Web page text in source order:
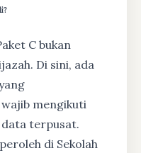
C bukan
Di sini, ada
mengikuti
terpusat.
di Sekolah